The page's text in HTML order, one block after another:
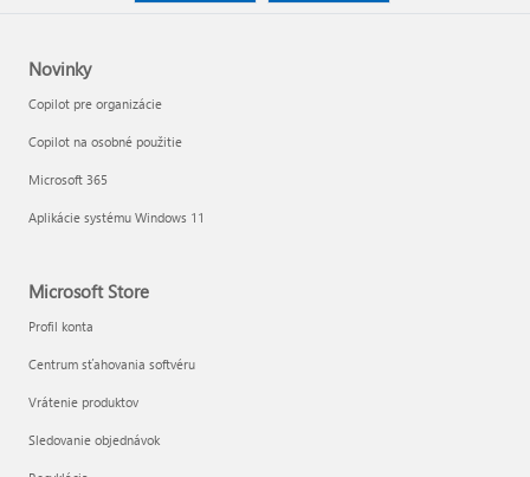
Novinky
Copilot pre organizácie
Copilot na osobné použitie
Microsoft 365
Aplikácie systému Windows 11
Microsoft Store
Profil konta
Centrum sťahovania softvéru
Vrátenie produktov
Sledovanie objednávok